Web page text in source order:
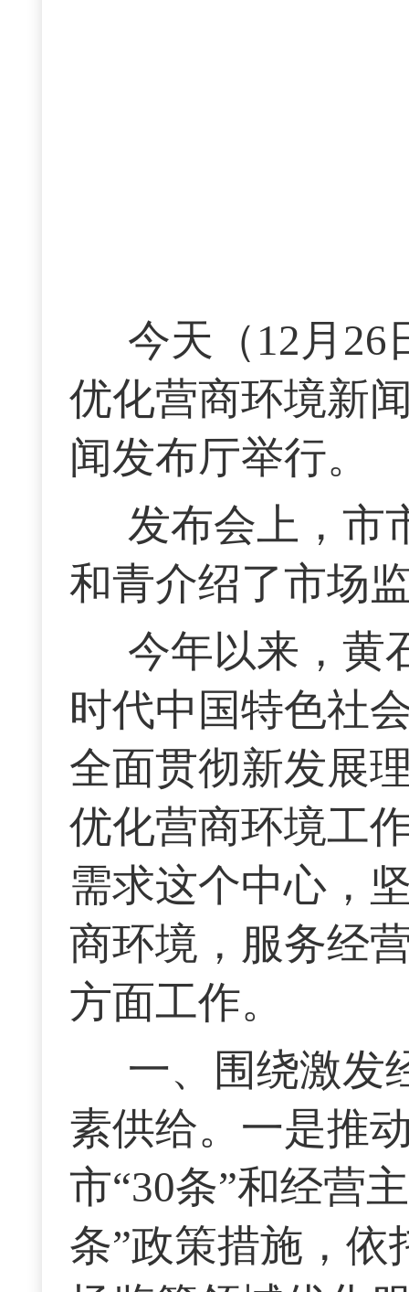
今天（12月26
优化营商环境新
闻发布厅举行。
发布会上，市
和青介绍了市场
今年以来，黄
时代中国特色社
全面贯彻新发展
优化营商环境工
需求这个中心，
商环境，服务经
方面工作。
一、围绕激发
素供给。一是推
市“30条”和经营
条”政策措施，依